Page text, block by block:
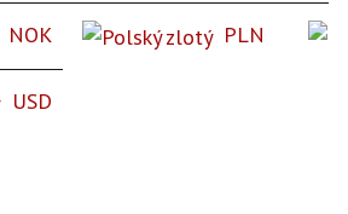
NOK PLN
USD